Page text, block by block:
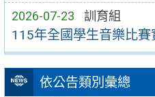
2026-07-23 訓育組
115年全國學生音樂比賽
依公告類別彙總